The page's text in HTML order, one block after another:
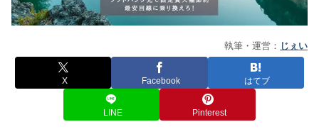
執筆・運営： じぇい
X Facebook はてブ
LINE Pinterest